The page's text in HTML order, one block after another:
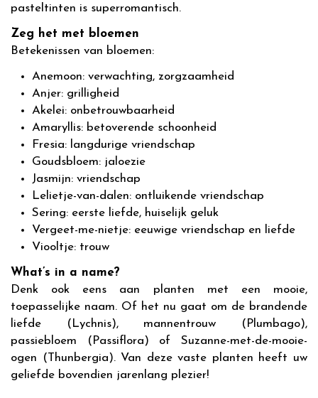
pasteltinten is superromantisch.
Zeg het met bloemen
Betekenissen van bloemen:
Anemoon: verwachting, zorgzaamheid
Anjer: grilligheid
Akelei: onbetrouwbaarheid
Amaryllis: betoverende schoonheid
Fresia: langdurige vriendschap
Goudsbloem: jaloezie
Jasmijn: vriendschap
Lelietje-van-dalen: ontluikende vriendschap
Sering: eerste liefde, huiselijk geluk
Vergeet-me-nietje: eeuwige vriendschap en liefde
Viooltje: trouw
What’s in a name?
Denk ook eens aan planten met een mooie,
toepasselijke naam. Of het nu gaat om de brandende
liefde (Lychnis), mannentrouw (Plumbago),
passiebloem (Passiflora) of Suzanne-met-de-mooie-
ogen (Thunbergia). Van deze vaste planten heeft uw
geliefde bovendien jarenlang plezier!